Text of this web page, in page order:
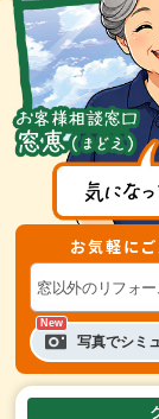
お気軽に
写真でシミ